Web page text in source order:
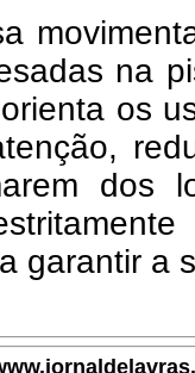
na
os
dos
garantir a